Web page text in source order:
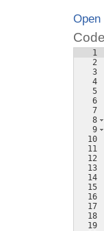
Open
1
2
3
4
5
6
7
8
9
10
11
12
13
14
15
16
17
18
19